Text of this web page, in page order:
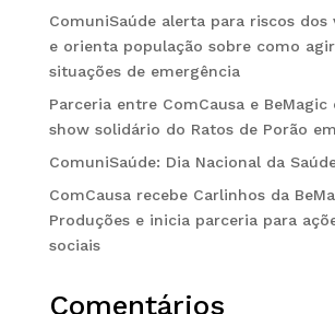
ComuniSaúde alerta para riscos
e orienta população sobre como
situações de emergência
Parceria entre ComCausa e
show solidário do Ratos de Porão
ComuniSaúde: Dia Nacional da
ComCausa recebe Carlinhos da
Produções e inicia parceria para
sociais
Comentários